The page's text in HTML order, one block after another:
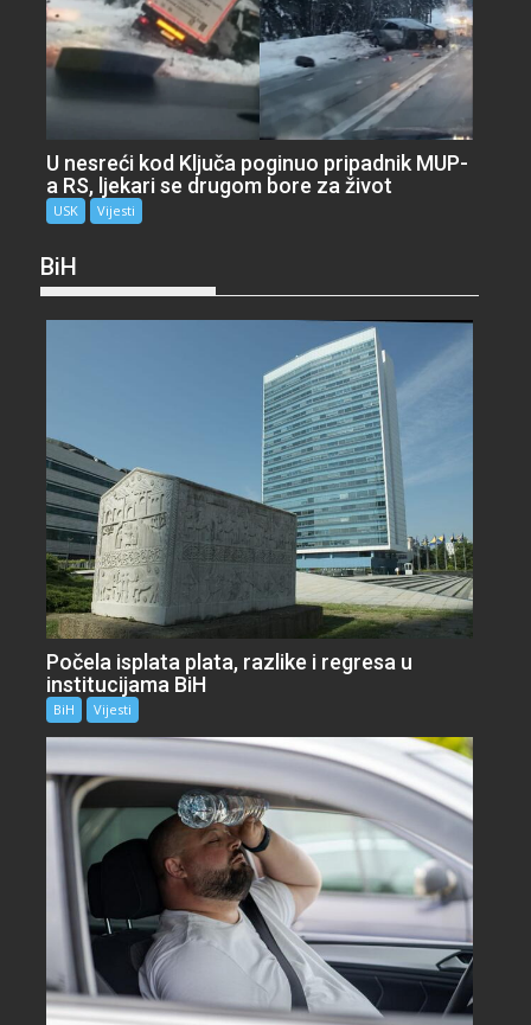
U nesreći kod Ključa poginuo pripadnik MUP-
a RS, ljekari se drugom bore za život
USK Vijesti
BiH
Počela isplata plata, razlike i regresa u
institucijama BiH
BiH Vijesti